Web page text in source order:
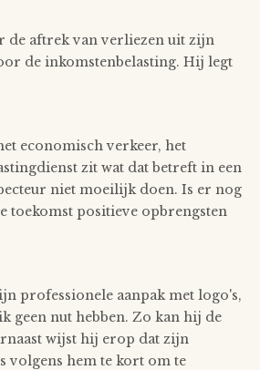
de aftrek van verliezen uit zijn
de inkomstenbelasting. Hij legt
economisch verkeer, het
zit wat dat betreft in een
niet moeilijk doen. Is er nog
toekomst positieve opbrengsten
professionele aanpak met logo's,
geen nut hebben. Zo kan hij de
wijst hij erop dat zijn
volgens hem te kort om te